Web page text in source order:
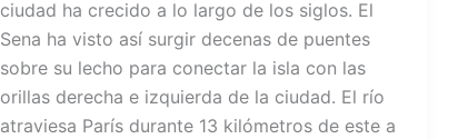
ciudad ha crecido a lo largo de los siglos. El
Sena ha visto así surgir decenas de puentes
sobre su lecho para conectar la isla con las
orillas derecha e izquierda de la ciudad. El río
atraviesa París durante 13 kilómetros de este a